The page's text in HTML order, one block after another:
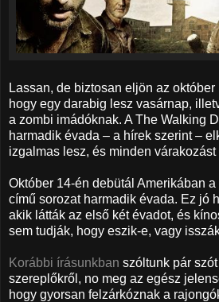
Lassan, de biztosan eljön az
hogy egy darabig lesz vasárnap,
a zombi imádóknak. A The Walking
harmadik évada – a hírek szerint –
izgalmas lesz, és minden
Október 14-én debütál Amerikában
című sorozat harmadik évada. Ez jó
akik látták az első két évadot, és
sem tudják, hogy eszik-e, vagy
Korábbi írásunkban szóltunk pár
szereplőkről, no meg az egész
hogy gyorsan felzárkóznak a